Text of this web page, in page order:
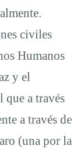
civiles
Humanos
y el
que a través
a través de
(una por la